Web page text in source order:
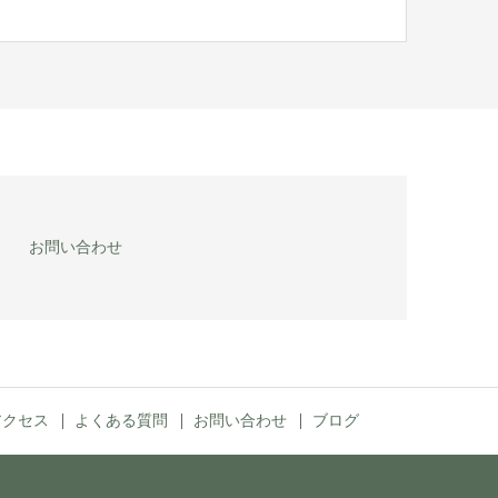
お問い合わせ
セス よくある質問 お問い合わせ ブログ